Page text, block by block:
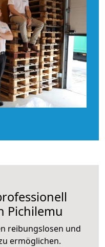
Pichilemu
reibungslosen und
ermöglichen.